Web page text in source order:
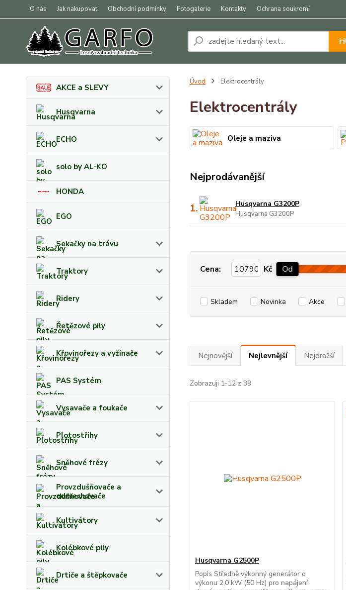
O nás Jak nakupovat Obchodní podmínky Fotogalerie Kontakty Ochrana soukromí
AKCE a SLEVY
Husqvarna
ECHO
solo by AL-KO
HONDA
EGO
Sekačky na trávu
Traktory
Ridery
Řetězové pily
Křovinořezy a vyžínače
PAS Systém
Vysavače a foukače
Plotostřihy
Sněhové frézy
Provzdušňovače a
odmechovače
Kultivátory
Kolébkové pily
Drtiče a štěpkovače
Úvod Elektrocentrály
Elektrocentrály
Oleje a maziva
Nejprodávanější
1. Husqvarna G3200P
Husqvarna G3200P
Cena: Kč Od
Skladem Novinka Akce
Nejnovější Nejlevnější Nejdražší
Zobrazuji 1-12 z 39
Husqvarna G2500P
Popis Středně výkonný generátor o
výkonu 2,0 kW (50 Hz) pro napájení